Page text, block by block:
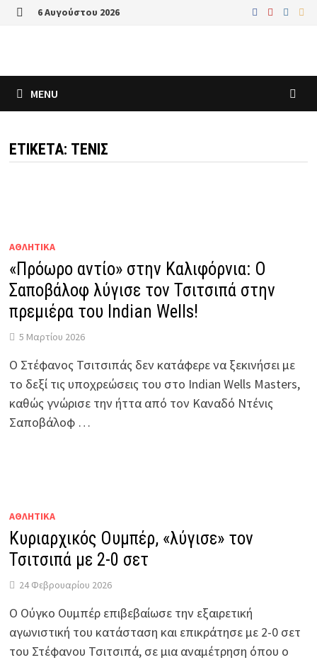
Skip
6 Αυγούστου 2026
MENU
ΕΤΙΚΈΤΑ: ΤΕΝΙΣ
ΑΘΛΗΤΙΚΑ
«Πρόωρο αντίο» στην Καλιφόρνια: Ο
Σαποβάλοφ λύγισε τον Τσιτσιπά στην
πρεμιέρα του Indian Wells!
5 Μαρτίου 2026
Ο Στέφανος Τσιτσιπάς δεν κατάφερε να ξεκινήσει με
το δεξί τις υποχρεώσεις του στο Indian Wells Masters,
καθώς γνώρισε την ήττα από τον Καναδό Ντένις
Σαποβάλοφ …
ΑΘΛΗΤΙΚΑ
Κυριαρχικός Ουμπέρ, «λύγισε» τον
Τσιτσιπά με 2-0 σετ
24 Φεβρουαρίου 2026
Ο Ούγκο Ουμπέρ επιβεβαίωσε την εξαιρετική
αγωνιστική του κατάσταση και επικράτησε με 2-0 σετ
του Στέφανου Τσιτσιπά, σε μια αναμέτρηση όπου ο